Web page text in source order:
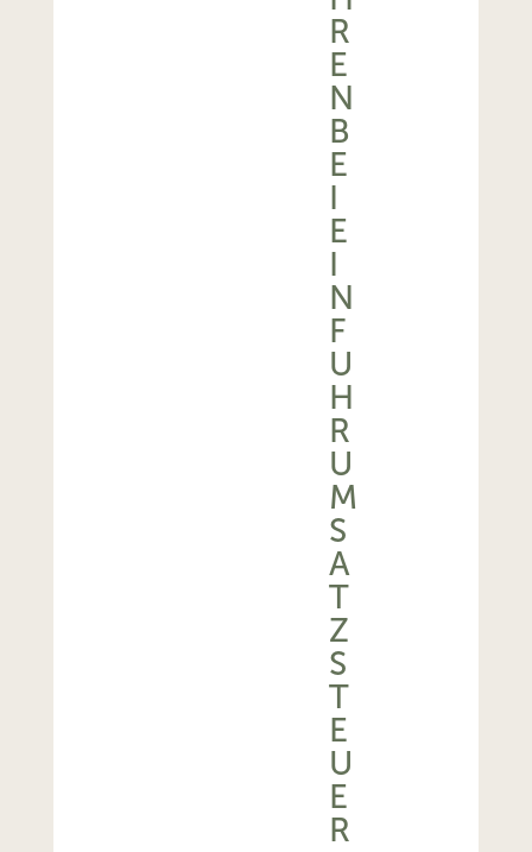
R
E
N
B
E
I
E
I
N
F
U
H
R
U
M
S
A
T
Z
S
T
E
U
E
R